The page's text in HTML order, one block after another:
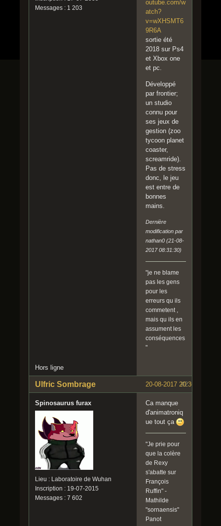
Messages : 1 203
outube.com/w
atch?
v=wXHSMT6
9R6A
sortie été
2018 sur Ps4
et Xbox one
et pc.
Développé
par frontier;
un studio
connu pour
ses jeux de
gestion (zoo
tycoon planet
coaster,
screamride).
Pas de stress
donc, le jeu
est entre de
bonnes
mains.
Dernière
modification par
nathan0 (21-08-
2017 08:31:30)
"je ne blame
pas les gens
pour les
erreurs qu ils
commetent ,
mais qu ils en
assument les
conséquences
"
Hors ligne
#2
20-08-2017 20:36:19
Ulfric Sombrage
Spinosaurus furax
Lieu : Laboratoire de Wuhan
Inscription : 19-07-2015
Messages : 7 602
Ca manque
d'animatroniq
ue tout ça
"Je prie pour
que la colère
de Rexy
s'abatte sur
François
Ruffin" -
Mathilde
"sornaensis"
Panot